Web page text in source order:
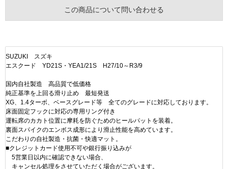
この商品について問い合わせる
SUZUKI スズキ
エスクード YD21S・YEA1/21S H27/10～R3/9
国内自社製造 高品質で低価格
純正基準を上回る滑り止め 最短発送
XG、1.4ターボ、ベースグレード等 全てのグレードに対応しております。
床面固定フックに対応の専用リング付き
運転席のカカト位置に摩耗を防ぐためのヒールパットを装着。
裏面スパイクのエンボス成形により滑止性能を高めています。
こだわりの自社製造・抗菌・快適マット。
■クレジットカード使用不可や銀行振り込みが
5営業日以内に確認できない場合、
キャンセル処理をさせていただく場合がございます。